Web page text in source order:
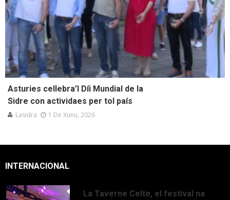
Asturies cellebra’l Díi Mundial de la
Sidre con actividaes per tol país
Lasidra 1 De Xunu, 2026
INTERNACIONAL
La Taverne Celte, el festival na